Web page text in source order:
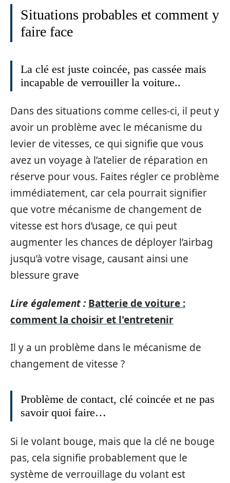
Situations probables et comment y
faire face
La clé est juste coincée, pas cassée mais
incapable de verrouiller la voiture..
Dans des situations comme celles-ci, il peut y
avoir un problème avec le mécanisme du
levier de vitesses, ce qui signifie que vous
avez un voyage à l’atelier de réparation en
réserve pour vous. Faites régler ce problème
immédiatement, car cela pourrait signifier
que votre mécanisme de changement de
vitesse est hors d’usage, ce qui peut
augmenter les chances de déployer l’airbag
jusqu’à votre visage, causant ainsi une
blessure grave
Lire également : Batterie de voiture :
comment la choisir et l'entretenir
Il y a un problème dans le mécanisme de
changement de vitesse ?
Problème de contact, clé coincée et ne pas
savoir quoi faire…
Si le volant bouge, mais que la clé ne bouge
pas, cela signifie probablement que le
système de verrouillage du volant est